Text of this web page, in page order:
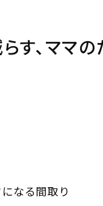
す、ママ
なる間取り